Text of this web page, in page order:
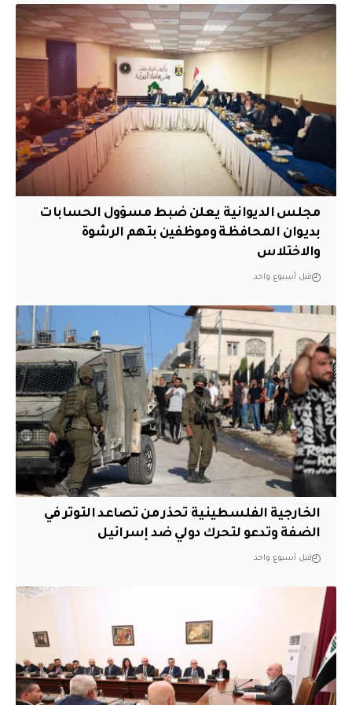
مجلس الديوانية يعلن ضبط مسؤول الحسابات
بديوان المحافظة وموظفين بتهم الرشوة
والاختلاس
قبل أسبوع واحد
الخارجية الفلسطينية تحذر من تصاعد التوتر في
الضفة وتدعو لتحرك دولي ضد إسرائيل
قبل أسبوع واحد